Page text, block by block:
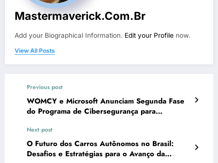
Mastermaverick.com.br
Add your Biographical Information. Edit your Profile now.
View All Posts
Previous post
WOMCY e Microsoft Anunciam Segunda Fase
do Programa de Cibersegurança para
Setor de TI
Next post
O Futuro dos Carros Autônomos no Brasil:
Desafios e Estratégias para o Avanço da